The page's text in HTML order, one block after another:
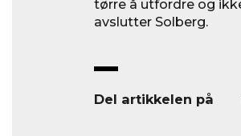
tørre å utfordre og
avslutter Solberg.
Del artikkelen på